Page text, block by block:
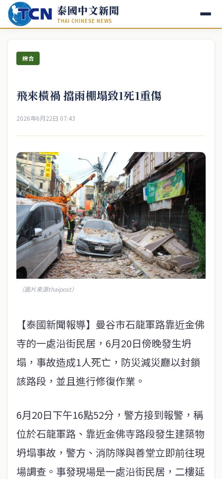
泰國中文新聞
THAI CHINESE NEWS
綜合
飛來橫禍 擋雨棚塌致1死1重傷
2026年6月22日 07:43
（圖片來源thaipost）
【泰國新聞報導】曼谷市石龍軍路靠近金佛
寺的一處沿街民居，6月20日傍晚發生坍
塌，事故造成1人死亡，防災減災廳以封鎖
該路段，並且進行修復作業。
6月20日下午16點52分，警方接到報警，稱
位於石龍軍路、靠近金佛寺路段發生建築物
坍塌事故，警方、消防隊與善堂立即前往現
場調查。事發現場是一處沿街民居，二樓延